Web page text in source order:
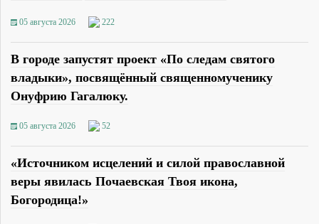
05 августа 2026 222
В городе запустят проект «По следам святого
владыки», посвящённый священномученику
Онуфрию Гагалюку.
05 августа 2026 52
«Источником исцелений и силой православной
веры явилась Почаевская Твоя икона,
Богородица!»